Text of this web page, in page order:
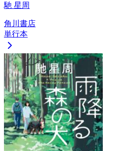
馳 星周
角川書店
単行本